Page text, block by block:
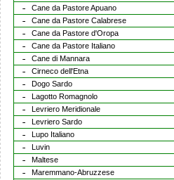
Cane da Pastore Apuano
Cane da Pastore Calabrese
Cane da Pastore d'Oropa
Cane da Pastore Italiano
Cane di Mannara
Cirneco dell'Etna
Dogo Sardo
Lagotto Romagnolo
Levriero Meridionale
Levriero Sardo
Lupo Italiano
Luvin
Maltese
Maremmano-Abruzzese